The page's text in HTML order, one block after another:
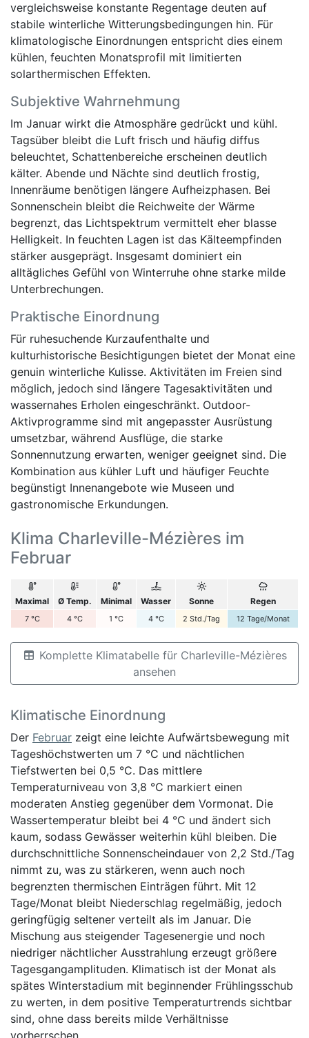
vergleichsweise konstante Regentage deuten auf
stabile winterliche Witterungsbedingungen hin. Für
klimatologische Einordnungen entspricht dies einem
kühlen, feuchten Monatsprofil mit limitierten
solarthermischen Effekten.
Subjektive Wahrnehmung
Im Januar wirkt die Atmosphäre gedrückt und kühl.
Tagsüber bleibt die Luft frisch und häufig diffus
beleuchtet, Schattenbereiche erscheinen deutlich
kälter. Abende und Nächte sind deutlich frostig,
Innenräume benötigen längere Aufheizphasen. Bei
Sonnenschein bleibt die Reichweite der Wärme
begrenzt, das Lichtspektrum vermittelt eher blasse
Helligkeit. In feuchten Lagen ist das Kälteempfinden
stärker ausgeprägt. Insgesamt dominiert ein
alltägliches Gefühl von Winterruhe ohne starke milde
Unterbrechungen.
Praktische Einordnung
Für ruhesuchende Kurzaufenthalte und
kulturhistorische Besichtigungen bietet der Monat eine
genuin winterliche Kulisse. Aktivitäten im Freien sind
möglich, jedoch sind längere Tagesaktivitäten und
wassernahes Erholen eingeschränkt. Outdoor-
Aktivprogramme sind mit angepasster Ausrüstung
umsetzbar, während Ausflüge, die starke
Sonnennutzung erwarten, weniger geeignet sind. Die
Kombination aus kühler Luft und häufiger Feuchte
begünstigt Innenangebote wie Museen und
gastronomische Erkundungen.
Klima Charleville-Mézières im
Februar
Maximal Ø Temp. Minimal Wasser Sonne Regen
7 °C 4 °C 1 °C 4 °C 2 Std./Tag 12 Tage/Monat
Komplette Klimatabelle für Charleville-Mézières
ansehen
Klimatische Einordnung
Der Februar zeigt eine leichte Aufwärtsbewegung mit
Tageshöchstwerten um 7 °C und nächtlichen
Tiefstwerten bei 0,5 °C. Das mittlere
Temperaturniveau von 3,8 °C markiert einen
moderaten Anstieg gegenüber dem Vormonat. Die
Wassertemperatur bleibt bei 4 °C und ändert sich
kaum, sodass Gewässer weiterhin kühl bleiben. Die
durchschnittliche Sonnenscheindauer von 2,2 Std./Tag
nimmt zu, was zu stärkeren, wenn auch noch
begrenzten thermischen Einträgen führt. Mit 12
Tage/Monat bleibt Niederschlag regelmäßig, jedoch
geringfügig seltener verteilt als im Januar. Die
Mischung aus steigender Tagesenergie und noch
niedriger nächtlicher Ausstrahlung erzeugt größere
Tagesgangamplituden. Klimatisch ist der Monat als
spätes Winterstadium mit beginnender Frühlingsschub
zu werten, in dem positive Temperaturtrends sichtbar
sind, ohne dass bereits milde Verhältnisse
vorherrschen.